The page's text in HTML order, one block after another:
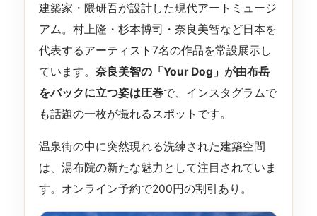
建築家・隈研吾が設計した現代アートミュージ
アム。村上隆・杉本博司・奈良美智など日本を
代表するアーティスト7名の作品を常設展示し
ています。 奈良美智の「Your Dog」が由布岳
をバックに立つ姿は圧巻で、インスタグラムで
も話題の一枚が撮れるスポットです。
温泉街の中に突然現れる洗練された建築空間
は、湯布院の新たな魅力として注目されていま
す。オンライン予約で200円の割引あり。